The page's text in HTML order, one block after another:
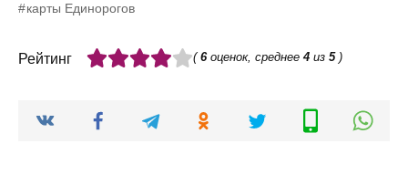
карты Единорогов
Рейтинг (6оценок, среднее 4из 5)